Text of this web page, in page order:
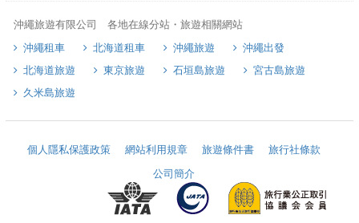
沖繩旅遊有限公司 各地在線分站・旅遊相關網站
沖繩租車
北海道租車 沖繩旅遊
沖繩出發
北海道旅遊
東京旅遊 石垣島旅遊
宮古島旅遊
久米島旅遊
個人隱私保護政策 網站利用規章 旅遊條件書
旅行社條款
公司簡介